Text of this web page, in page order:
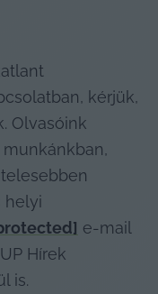
kérjük,
Olvasóink
helyi
e-mail
is.